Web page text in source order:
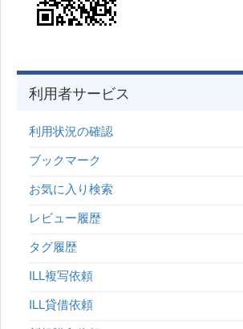
利用者サービス
利用状況の確認
ブックマーク
お気に入り検索
レビュー履歴
タグ履歴
ILL複写依頼
ILL貸借依頼